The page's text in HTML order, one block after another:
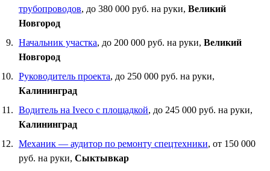
трубопроводов, до 380 000 руб. на руки, Великий
Новгород
Начальник участка, до 200 000 руб. на руки, Великий
Новгород
Руководитель проекта, до 250 000 руб. на руки,
Калининград
Водитель на Iveco с площадкой, до 245 000 руб. на руки,
Калининград
Механик — аудитор по ремонту спецтехники, от 150 000
руб. на руки, Сыктывкар